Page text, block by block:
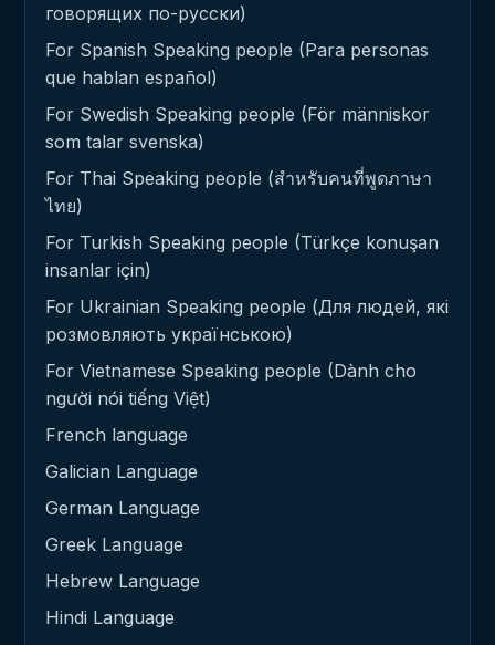
говорящих по-русски)
For Spanish Speaking people (Para personas
que hablan español)
For Swedish Speaking people (För människor
som talar svenska)
For Thai Speaking people (สำหรับคนที่พูดภาษา
ไทย)
For Turkish Speaking people (Türkçe konuşan
insanlar için)
For Ukrainian Speaking people (Для людей, які
розмовляють українською)
For Vietnamese Speaking people (Dành cho
người nói tiếng Việt)
French language
Galician Language
German Language
Greek Language
Hebrew Language
Hindi Language